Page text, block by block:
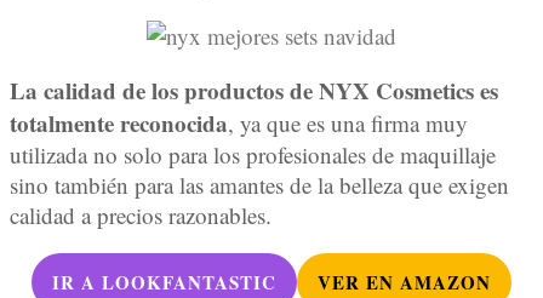
La calidad de los productos de NYX Cosmetics es
totalmente reconocida, ya que es una firma muy
utilizada no solo para los profesionales de maquillaje
sino también para las amantes de la belleza que exigen
calidad a precios razonables.
IR A LOOKFANTASTIC VER EN AMAZON